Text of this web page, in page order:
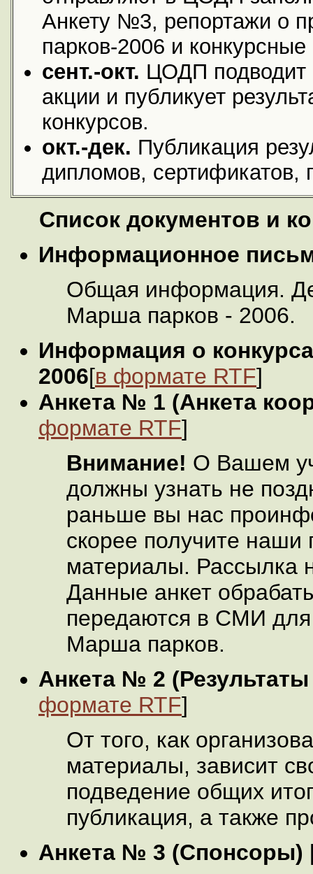
Анкету №3, репортажи о
парков-2006 и
сент.-окт. ЦОДП подводит
акции и публикует
конкурсов.
окт.-дек. Публикация
дипломов, сертификатов,
Список документов и
Информационное
Общая информация.
Марша парков - 2006.
Информация о
2006[в формате RTF]
Анкета № 1 (Анкета
формате RTF]
Внимание! О Вашем
должны узнать не
раньше вы нас
скорее получите
материалы. Рассылка
Данные анкет
передаются в СМИ
Марша парков.
Анкета № 2
формате RTF]
От того, как
материалы, зависит
подведение общих
публикация, а также
Анкета № 3 (Спонсоры)